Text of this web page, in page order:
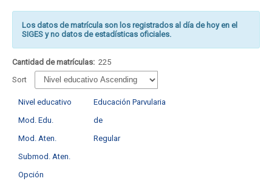
Los datos de matrícula son los registrados al día de hoy en el
SIGES y no datos de estadísticas oficiales.
Cantidad de matrículas: 225
Sort
Nivel educativo
Educación Parvularia
Mod. Edu.
de
Mod. Aten.
Regular
Submod. Aten.
Opción